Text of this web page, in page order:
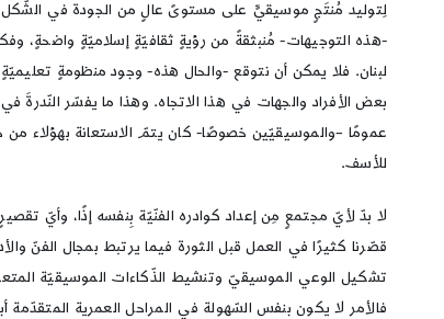
لِتوليد مُنتَجٍ موسيقيٍّ على مستوىً عالٍ من الجودة في الشّكل،
-هذه التوجيهات- مُنبثقةً من رؤيةٍ ثقافيّةٍ إسلاميّةٍ واضحةٍ،
لبنان. فلا يمكن أن نتوقع -والحال هذه- وجود منظومةٍ
بعض الأفراد والجهات في هذا الاتجاه. وهذا ما يفسّر النّدرةَ
عمومًا –والموسيقيّين خصوصًا- كان يتمّ الاستعانة بهؤلاء من
للأسف.
قصّرنا كثيرًا في العمل قبل الثورة فيما يرتبط بمجال الفنّ
تشكيل الوعي الموسيقيّ وتنشيط الذّكاءات الموسيقيّة
فالأمر لا يكون بنفس السّهولة في المراحل العمرية المتقدّمة